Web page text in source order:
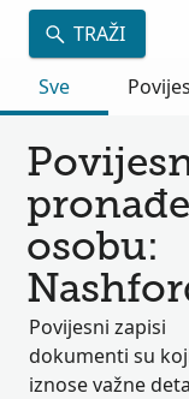
TRAŽI
Sve
osobu:
Povijesni zapisi
dokumenti su
iznose važne